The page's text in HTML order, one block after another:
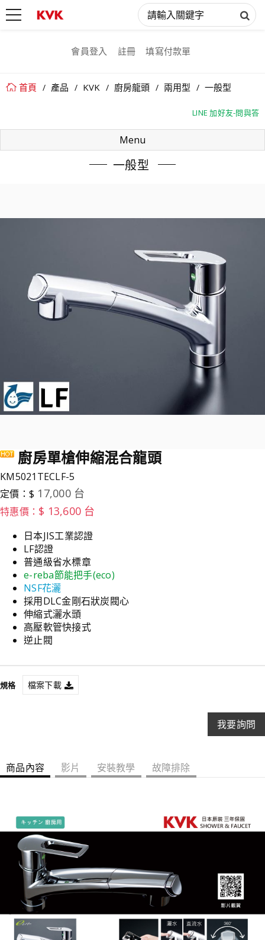
會員登入 註冊 填寫付款單
首頁 產品 KVK 廚房龍頭 兩用型 一般型
LINE 加好友-問與答
LINE 加好友-問與答
Menu
一般型
廚房單槍伸縮混合龍頭
KM5021TECLF-5
定價：$ 17,000 台
特惠價： $ 13,600 台
日本JIS工業認證
LF認證
普通級省水標章
e-reba節能把手(eco)
NSF花灑
採用DLC金剛石狀炭閥心
伸縮式灑水頭
高壓軟管快接式
逆止閥
檔案下載
我要詢問
商品內容 影片 安裝教學 故障排除